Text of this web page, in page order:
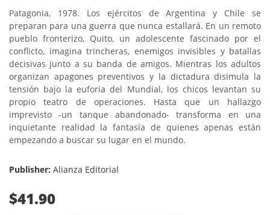
Patagonia, 1978. Los ejércitos de Argentina y Chile se
preparan para una guerra que nunca estallará. En un remoto
pueblo fronterizo, Quito, un adolescente fascinado por el
conflicto, imagina trincheras, enemigos invisibles y batallas
decisivas junto a su banda de amigos. Mientras los adultos
organizan apagones preventivos y la dictadura disimula la
tensión bajo la euforia del Mundial, los chicos levantan su
propio teatro de operaciones. Hasta que un hallazgo
imprevisto -un tanque abandonado- transforma en una
inquietante realidad la fantasía de quienes apenas están
empezando a buscar su lugar en el mundo.
Publisher: Alianza Editorial
$41.90